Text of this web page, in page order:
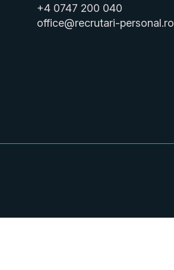
+4 0747 200 040
office@recrutari-personal.ro